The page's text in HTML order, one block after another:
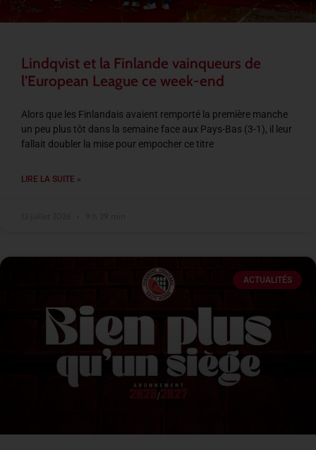
Lindqvist et la Finlande vainqueurs de
l’European League ce week-end
Alors que les Finlandais avaient remporté la première manche
un peu plus tôt dans la semaine face aux Pays-Bas (3-1), il leur
fallait doubler la mise pour empocher ce titre
LIRE LA SUITE »
ACTUALITÉS